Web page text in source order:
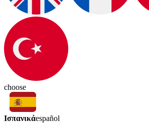
choose
Ισπανικάespañol